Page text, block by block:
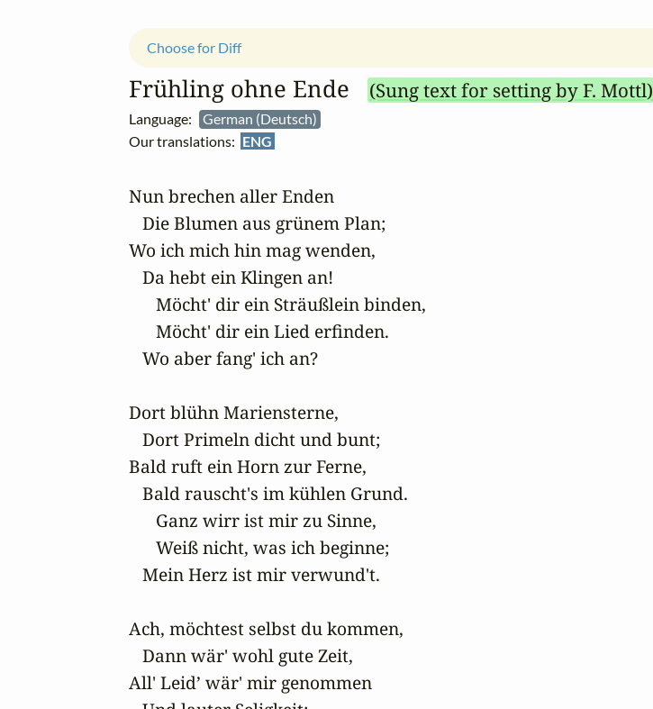
Frühling ohne Ende (Sung text for setting by F. Mottl)
Language:
German (Deutsch)
Our translations: ENG
Choose for Diff
Nun brechen aller Enden
   Die Blumen aus grünem Plan;
Wo ich mich hin mag wenden,
   Da hebt ein Klingen an!
      Möcht' dir ein Sträußlein binden,
      Möcht' dir ein Lied erfinden.
   Wo aber fang' ich an?
Dort blühn Mariensterne,
   Dort Primeln dicht und bunt;
Bald ruft ein Horn zur Ferne,
   Bald rauscht's im kühlen Grund.
      Ganz wirr ist mir zu Sinne,
      Weiß nicht, was ich beginne;
   Mein Herz ist mir verwund't.
Ach, möchtest selbst du kommen,
   Dann wär' wohl gute Zeit,
All' Leid’ wär' mir genommen